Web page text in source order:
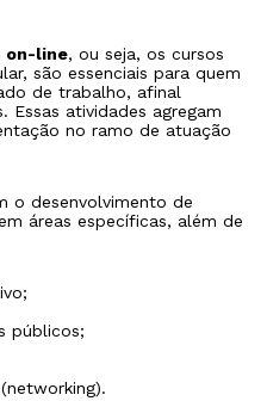
on-line, ou seja, os cursos
são essenciais para quem
de trabalho, afinal
Essas atividades agregam
no ramo de atuação
o desenvolvimento de
áreas específicas, além de
públicos;